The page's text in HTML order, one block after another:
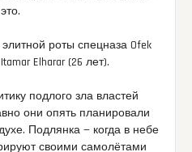
это.
роты спецназа Ofek
Elharar (26 лет).
подлого зла властей
они опять планировали
Подлянка — когда в небе
своими самолётами